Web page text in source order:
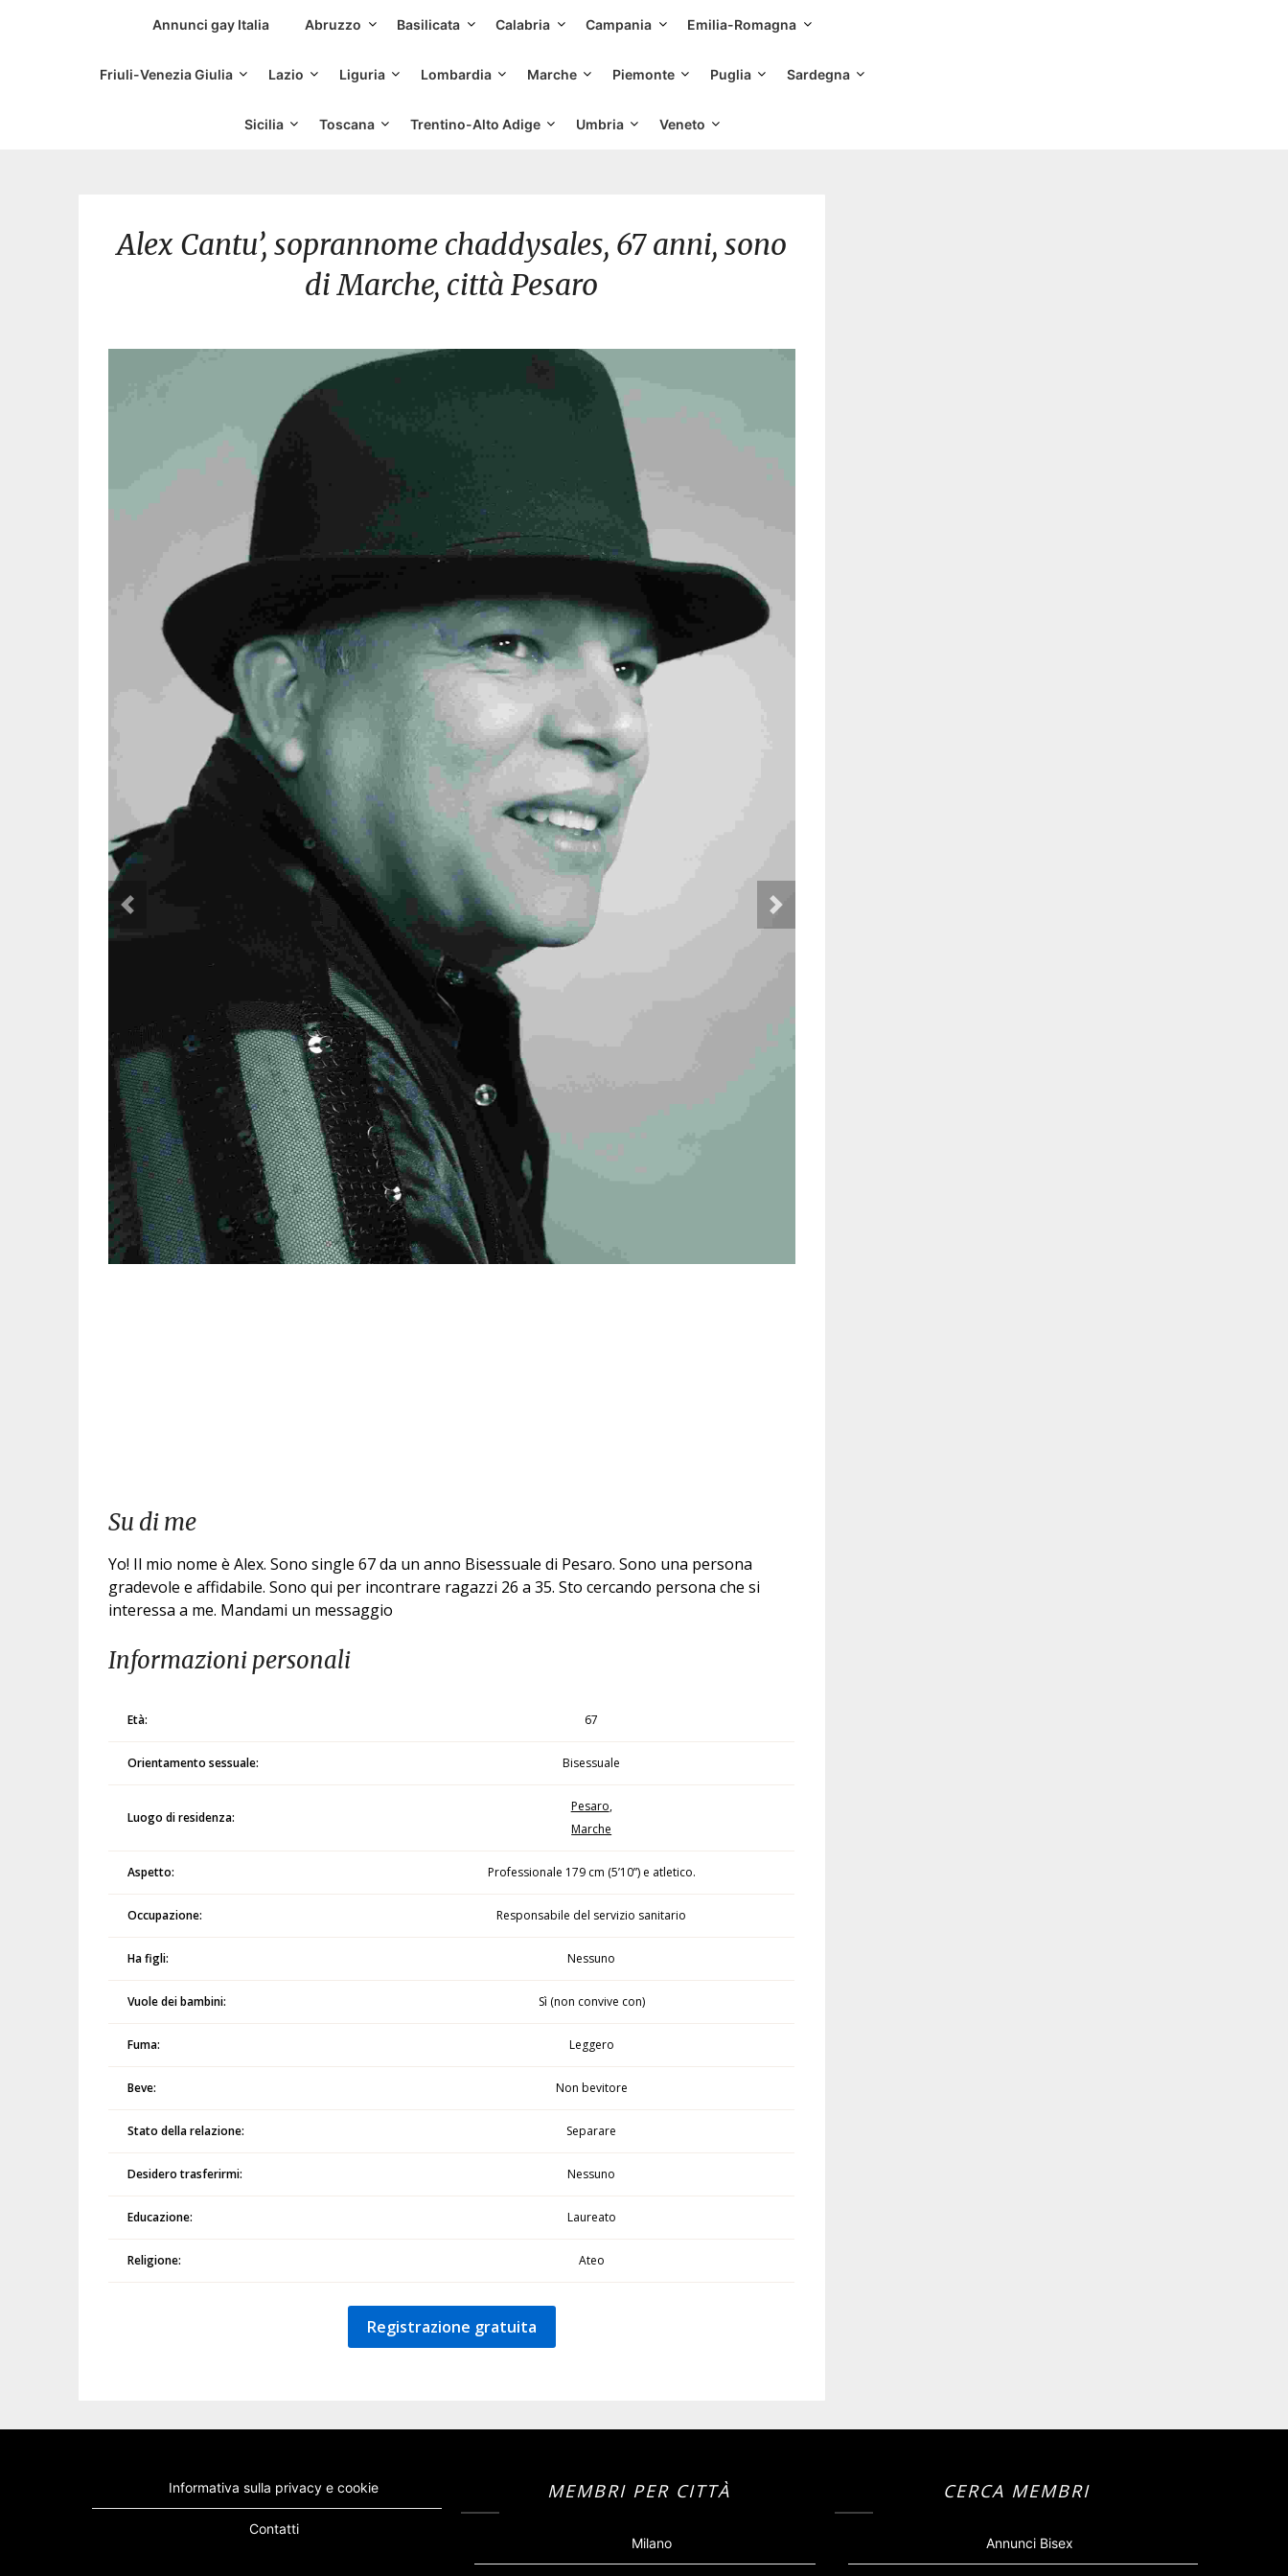
Siti Incontri Gay
Annunci gay Italia Abruzzo Basilicata Calabria Campania Emilia-Romagna
Friuli-Venezia Giulia Lazio Liguria Lombardia Marche Piemonte Puglia Sardegna
Sicilia Toscana Trentino-Alto Adige Umbria Veneto
Alex Cantu’, soprannome chaddysales, 67 anni, sono
di Marche, città Pesaro
Su di me
Yo! Il mio nome è Alex. Sono single 67 da un anno Bisessuale di Pesaro. Sono una persona
gradevole e affidabile. Sono qui per incontrare ragazzi 26 a 35. Sto cercando persona che si
interessa a me. Mandami un messaggio
Informazioni personali
Età: 67
Orientamento sessuale: Bisessuale
Luogo di residenza:
Pesaro,
Marche
Aspetto: Professionale 179 cm (5’10”) e atletico.
Occupazione: Responsabile del servizio sanitario
Ha figli: Nessuno
Vuole dei bambini: Sì (non convive con)
Fuma: Leggero
Beve: Non bevitore
Stato della relazione: Separare
Desidero trasferirmi: Nessuno
Educazione: Laureato
Religione: Ateo
Registrazione gratuita
Informativa sulla privacy e cookie
Contatti
MEMBRI PER CITTÀ
Milano
CERCA MEMBRI
Annunci Bisex